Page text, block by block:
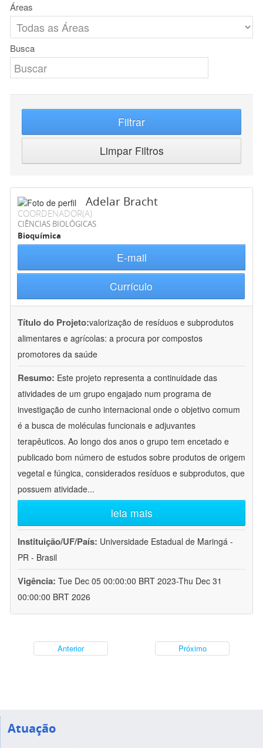
Áreas
Busca
Filtrar
Limpar Filtros
Adelar Bracht
COORDENADOR(A)
CIÊNCIAS BIOLÓGICAS
Bioquímica
E-mail
Currículo
Título do Projeto:valorização de resíduos e subprodutos
alimentares e agrícolas: a procura por compostos
promotores da saúde
Resumo: Este projeto representa a continuidade das
atividades de um grupo engajado num programa de
investigação de cunho internacional onde o objetivo comum
é a busca de moléculas funcionais e adjuvantes
terapêuticos. Ao longo dos anos o grupo tem encetado e
publicado bom número de estudos sobre produtos de origem
vegetal e fúngica, considerados resíduos e subprodutos, que
possuem atividade...
leia mais
Instituição/UF/País: Universidade Estadual de Maringá -
PR - Brasil
Vigência: Tue Dec 05 00:00:00 BRT 2023-Thu Dec 31
00:00:00 BRT 2026
Anterior Próximo
Atuação